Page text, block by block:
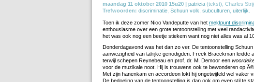
maandag 11 oktober 2010 15u20 | patricia (tekst), Charles
Trefwoorden: discriminatie Schuun volk subculturen uiterlijk
Toen ik deze zomer Nico Vandeputte van het meldpunt
enthousiasme over een grote tentoonstelling met veel
het was ook nog een beetje stiekem want nog niet alles was al
Donderdagavond was het dan zo ver. De tentoonstelling
aanwezigheid van talrijke genodigden. Freek Braeckman leidde
terwijl schepen Reynebeau en prof. dr. M. Demoor een
voor de muzikale noot. Hij is trouwens ook te bewonderen op
Met zijn hanenkam en accordeon lokt hij ongetwijfeld wel vaker
De bedoeling van de tentoonstelling is dan ook om even stil te